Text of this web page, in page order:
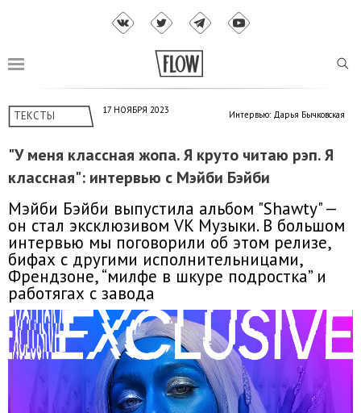
ТЕКСТЫ 17 НОЯБРЯ 2023 Интервью: Дарья Бычковская
"У меня классная жопа. Я круто читаю рэп. Я
классная": интервью с Мэйби Бэйби
Мэйби Бэйби выпустила альбом "Shawty" —
он стал эксклюзивом VK Музыки. В большом
интервью мы поговорили об этом релизе,
бифах с другими исполнительницами,
Френдзоне, “милфе в шкуре подростка” и
работягах с завода